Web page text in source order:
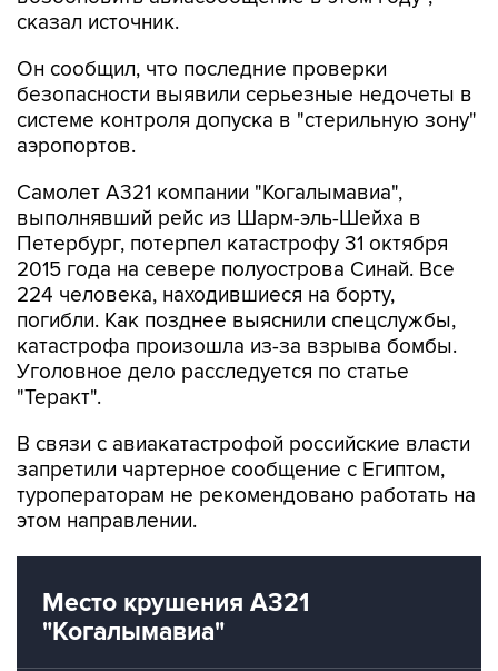
Он сообщил, что последние проверки
системе контроля допуска в "стерильную зону"
аэропортов.
Самолет А321 компании "Когалымавиа",
Петербург, потерпел катастрофу 31 октября
2015 года на севере полуострова Синай. Все
224 человека, находившиеся на борту,
погибли. Как позднее выяснили спецслужбы,
катастрофа произошла из-за взрыва бомбы.
Уголовное дело расследуется по статье
"Теракт".
В связи с авиакатастрофой российские власти
туроператорам не рекомендовано работать на
этом направлении.
Место крушения А321
"Когалымавиа"